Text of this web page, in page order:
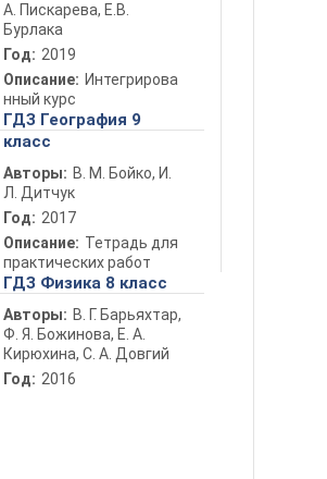
А. Пискарева, Е.В.
Бурлака
Год: 2019
Описание: Интегрирова
нный курс
ГДЗ География 9
класс
Авторы: В. М. Бойко, И.
Л. Дитчук
Год: 2017
Описание: Тетрадь для
практических работ
ГДЗ Физика 8 класс
Авторы: В. Г. Барьяхтар,
Ф. Я. Божинова, Е. А.
Кирюхина, С. А. Довгий
Год: 2016